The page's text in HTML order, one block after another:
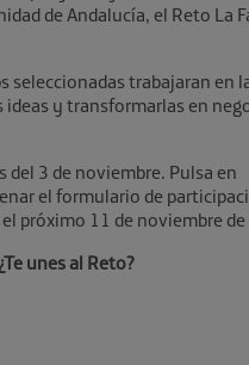
de Andalucía, el Reto La
seleccionadas trabajaran en
ideas y transformarlas en
3 de noviembre. Pulsa en
el formulario de
próximo 11 de noviembre
unes al Reto?